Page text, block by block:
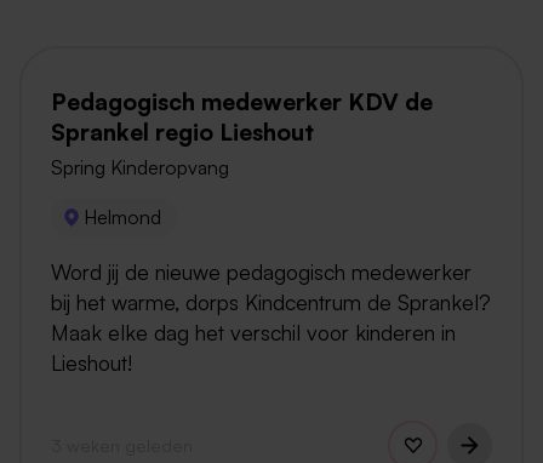
Pedagogisch medewerker KDV de
Sprankel regio Lieshout
Spring Kinderopvang
Helmond
Word jij de nieuwe pedagogisch medewerker
bij het warme, dorps Kindcentrum de Sprankel?
Maak elke dag het verschil voor kinderen in
Lieshout!